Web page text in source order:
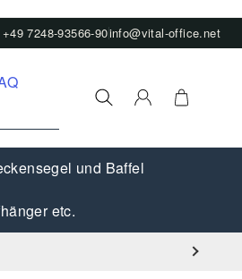
+49 7248-93566-90info@vital-office.net
und Baffel
etc.